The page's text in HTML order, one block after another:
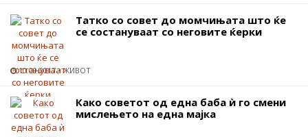
Татко со совет до момчињата што ќе
се состануваат со неговите ќерки
10.09.2017 ЖИВОТ
Како советот од една баба ѝ го смени
мислењето на една мајка